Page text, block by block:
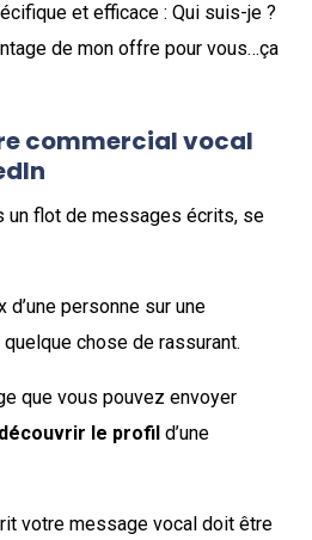
et efficace : Qui suis-je ?
de mon offre pour vous…ça
commercial vocal
un flot de messages écrits, se
d’une personne sur une
chose de rassurant.
que vous pouvez envoyer
découvrir le profild’une
votre message vocal doit être